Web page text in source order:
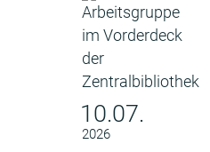
10.07.
2026